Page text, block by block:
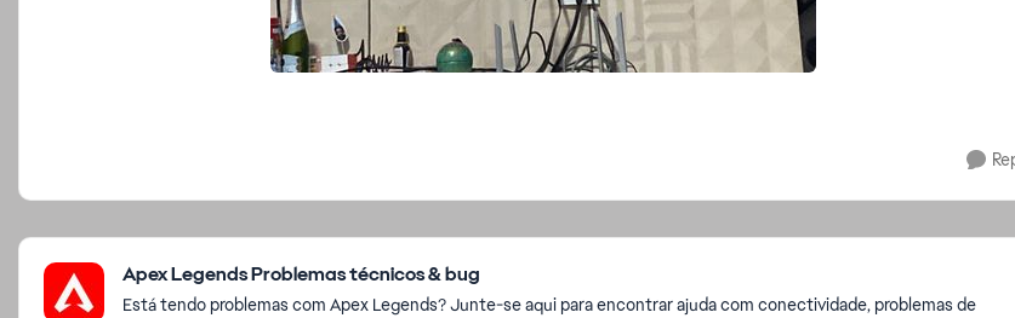
Featured Places
Apex Legends Problemas técnicos & bug
Está tendo problemas com Apex Legends? Junte-se aqui para encontrar ajuda com conectividade, problemas de